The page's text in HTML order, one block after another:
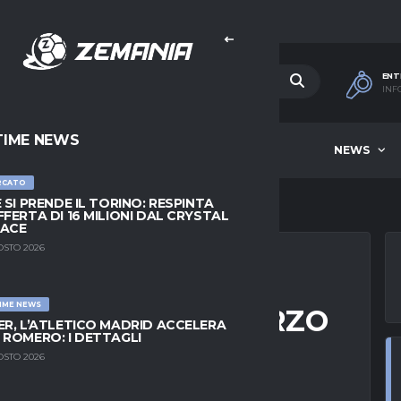
NEWS
NEWS
SI PRENDE IL TORINO: RESPINTA
DI 16 MILIONI DAL CRYSTAL
2026
NEWS
L’ATLETICO MADRID ACCELERA
ROMERO: I DETTAGLI
2026
NUOVO RINFORZO
UN RAGAZZO